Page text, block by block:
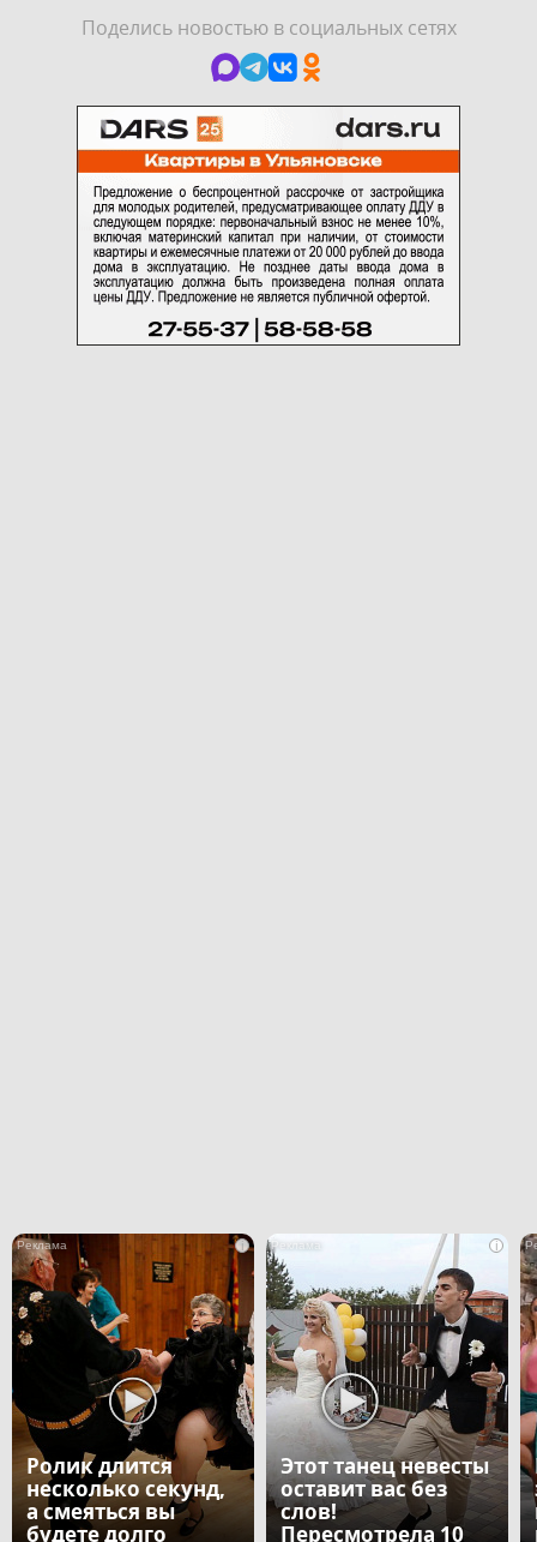
Поделись новостью в социальных сетях
i
Ролик длится
несколько секунд,
а смеяться вы
будете долго
i
Этот танец невесты
оставит вас без
слов!
Пересмотрела 10